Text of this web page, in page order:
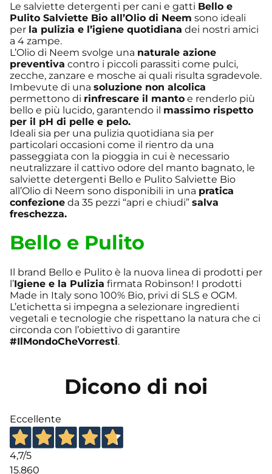
Le salviette detergenti per cani e gatti Bello e
Pulito Salviette Bio all’Olio di Neem sono ideali
per la pulizia e l’igiene quotidiana dei nostri amici
a 4 zampe.
L’Olio di Neem svolge una naturale azione
preventiva contro i piccoli parassiti come pulci,
zecche, zanzare e mosche ai quali risulta sgradevole.
Imbevute di una soluzione non alcolica
permettono di rinfrescare il manto e renderlo più
bello e più lucido, garantendo il massimo rispetto
per il pH di pelle e pelo.
Ideali sia per una pulizia quotidiana sia per
particolari occasioni come il rientro da una
passeggiata con la pioggia in cui è necessario
neutralizzare il cattivo odore del manto bagnato, le
salviette detergenti Bello e Pulito Salviette Bio
all’Olio di Neem sono disponibili in una pratica
confezione da 35 pezzi “apri e chiudi” salva
freschezza.
Bello e Pulito
Il brand Bello e Pulito è la nuova linea di prodotti per
l’Igiene e la Pulizia firmata Robinson! I prodotti
Made in Italy sono 100% Bio, privi di SLS e OGM.
L’etichetta si impegna a selezionare ingredienti
vegetali e tecnologie che rispettano la natura che ci
circonda con l’obiettivo di garantire
#IlMondoCheVorresti.
Dicono di noi
Eccellente
4,7/5
15.860